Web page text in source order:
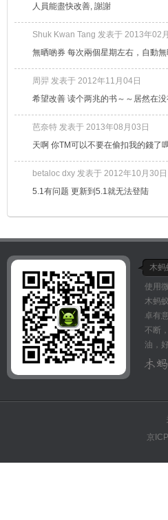
人員能盡快改善, 謝謝
Shuk Kwan Tang 发表于 2013年02
無晒啲券 每次兩個星期左右，自動無
周羿 发表于 2012年11月04日
希望改善 读个两兆的书～～居然在
芭奈特 发表于 2013年08月03日
天啊 你TM可以不要在偷扣我的錢了
betaloc dxy 发表于 2012年10月30日
5.1有问题 更新到5.1就无法登陆
木蚂
使用
木蚂
卓有
不断
油，
京